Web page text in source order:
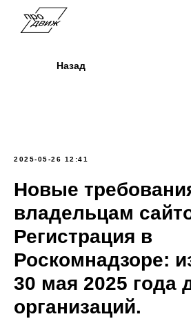
Назад
2025-05-26 12:41
Новые
владельцам
Регистрация в
Роскомнадзоре:
30 мая 2025 года
организаций.